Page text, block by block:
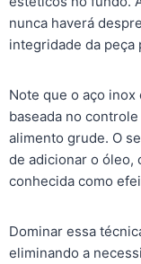
nunca haverá
integridade da peça
Note que o aço
baseada no
alimento grude. O
de adicionar o óleo,
conhecida como
Dominar essa
eliminando a